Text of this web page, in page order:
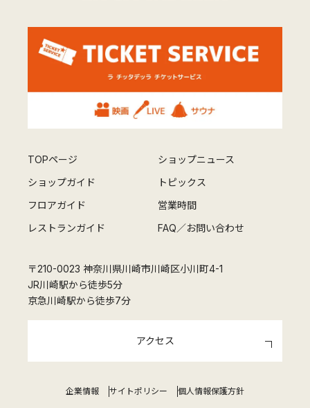
TOPページ
ショップニュース
ショップガイド
トピックス
フロアガイド
営業時間
レストランガイド
FAQ／お問い合わせ
〒210-0023 神奈川県川崎市川崎区小川町4-1
JR川崎駅から徒歩5分
京急川崎駅から徒歩7分
アクセス
企業情報 サイトポリシー 個人情報保護方針